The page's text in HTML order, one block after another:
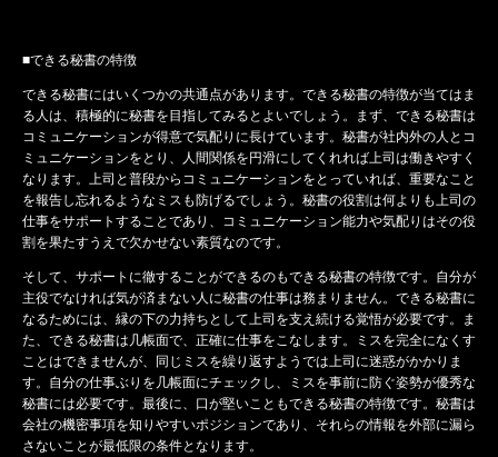
■できる秘書の特徴
できる秘書にはいくつかの共通点があります。できる秘書の特徴が当てはま
る人は、積極的に秘書を目指してみるとよいでしょう。まず、できる秘書は
コミュニケーションが得意で気配りに長けています。秘書が社内外の人とコ
ミュニケーションをとり、人間関係を円滑にしてくれれば上司は働きやすく
なります。上司と普段からコミュニケーションをとっていれば、重要なこと
を報告し忘れるようなミスも防げるでしょう。秘書の役割は何よりも上司の
仕事をサポートすることであり、コミュニケーション能力や気配りはその役
割を果たすうえで欠かせない素質なのです。
そして、サポートに徹することができるのもできる秘書の特徴です。自分が
主役でなければ気が済まない人に秘書の仕事は務まりません。できる秘書に
なるためには、縁の下の力持ちとして上司を支え続ける覚悟が必要です。ま
た、できる秘書は几帳面で、正確に仕事をこなします。ミスを完全になくす
ことはできませんが、同じミスを繰り返すようでは上司に迷惑がかかりま
す。自分の仕事ぶりを几帳面にチェックし、ミスを事前に防ぐ姿勢が優秀な
秘書には必要です。最後に、口が堅いこともできる秘書の特徴です。秘書は
会社の機密事項を知りやすいポジションであり、それらの情報を外部に漏ら
さないことが最低限の条件となります。